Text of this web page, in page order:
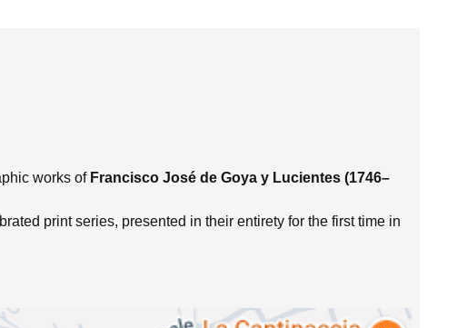
works of Francisco José de Goya y Lucientes (1746–
print series, presented in their entirety for the first time in